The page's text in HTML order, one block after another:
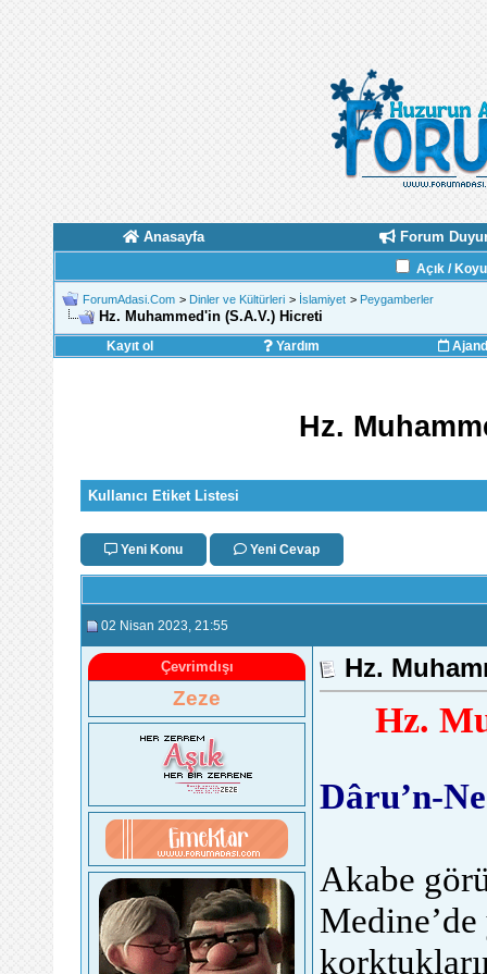
Anasayfa Forum
Açık /
ForumAdasi.Com > Dinler ve Kültürleri > İslamiyet > Peygamberler
Hz. Muhammed'in (S.A.V.) Hicreti
Kayıt ol Yardım
Hz.
Kullanıcı Etiket Listesi
Yeni Konu Yeni Cevap
02 Nisan 2023 , 21:55
Çevrimdışı
Zeze
Hz.
Hz.
Dâru’n-
Akabe